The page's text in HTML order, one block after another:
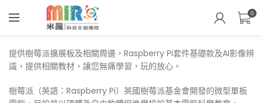
0
提供樹莓派擴展板及相關周邊，Raspberry Pi套件基礎款及AI影像辨
識，提供相關教材，讓您無痛學習，玩的放心。
樹莓派（英語：Raspberry Pi）英國樹莓派基金會開發的微型單板